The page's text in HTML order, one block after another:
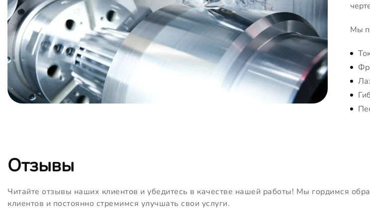
Мы
Отзывы
Читайте отзывы наших клиентов и убедитесь в качестве нашей работы! Мы гордимся
клиентов и постоянно стремимся улучшать свои услуги.